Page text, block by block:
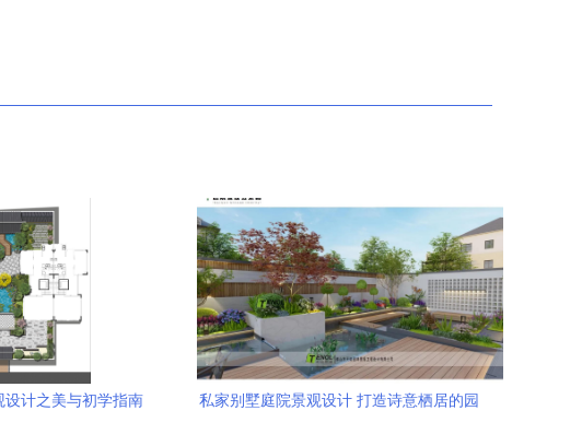
设计之美与初学指南
私家别墅庭院景观设计 打造诗意栖居的园